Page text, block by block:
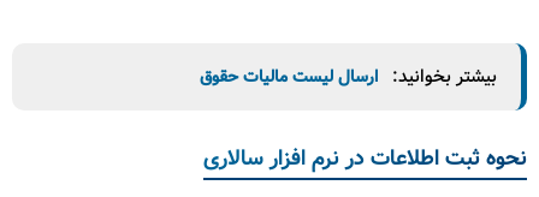
بیشتر بخوانید: ارسال لیست مالیات حقوق
نحوه ثبت اطلاعات در نرم‌‌ افزار سالاری